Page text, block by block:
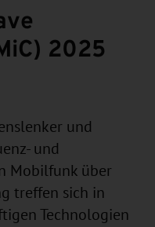
2025
und
und
Mobilfunk über
treffen sich in
Technologien